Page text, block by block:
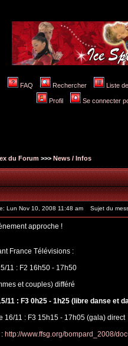
FAQ Rechercher Liste
Profil Se connecter
du Forum >>> News / Infos
Lun Nov 10, 2008 11:48 am Sujet du
approche !
France Télévisions :
11 : F2 16h50 - 17h50
et couples) différé
11 : F3 0h25 - 1h25 (libre danse et
16/11 : F3 15h15 - 17h05 (gala) direct
http://www.ffsg.org/bompard_2008/